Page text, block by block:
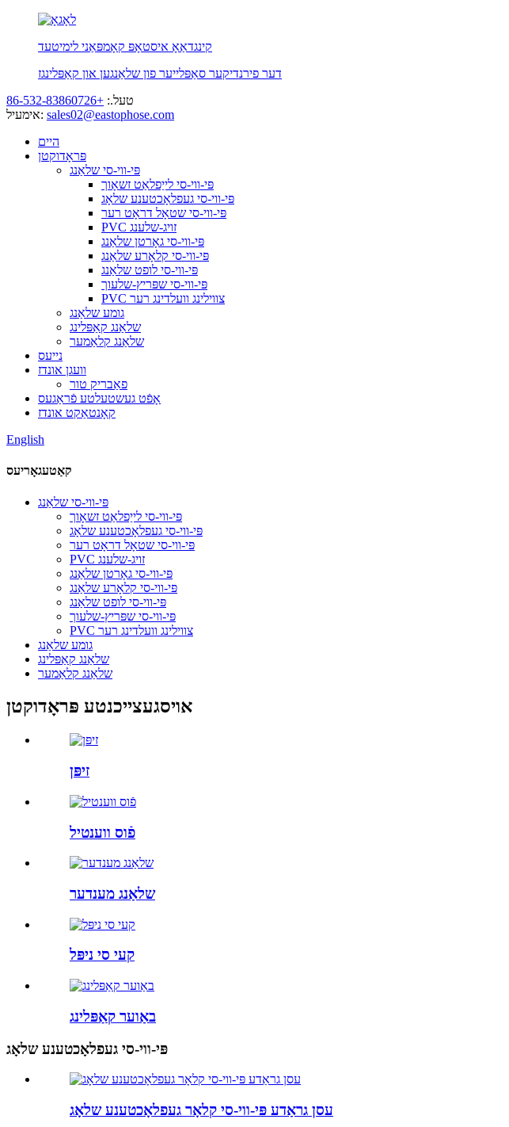
קינגדאַאָ איסטאָפּ קאָמפּאַני לימיטעד
דער פירנדיקער סאַפּלייער פון שלאַנגען און קאַפּלינגז
טעל.: +86-532-83860726
אימעיל: sales02@eastophose.com
היים
פּראָדוקטן
פּי-ווי-סי שלאַנג
פּי-ווי-סי לייַפלאַט זשאָוך
פּי-ווי-סי געפלאָכטענע שלאָג
פּי-ווי-סי שטאָל דראָט רער
PVC זויג-שלענג
פּי-ווי-סי גאָרטן שלאַנג
פּי-ווי-סי קלאָרע שלאַנג
פּי-ווי-סי לופט שלאַנג
פּי-ווי-סי שפּריץ-שלעוך
PVC צווילינג וועלדינג רער
גומע שלאַנג
שלאַנג קאַפּלינג
שלאַנג קלאַמער
נייעס
וועגן אונדז
פאַבריק טור
אָפֿט געשטעלטע פֿראַגעס
קאָנטאַקט אונדז
English
קאַטעגאָריעס
פּי-ווי-סי שלאַנג
פּי-ווי-סי לייַפלאַט זשאָוך
פּי-ווי-סי געפלאָכטענע שלאָג
פּי-ווי-סי שטאָל דראָט רער
PVC זויג-שלענג
פּי-ווי-סי גאָרטן שלאַנג
פּי-ווי-סי קלאָרע שלאַנג
פּי-ווי-סי לופט שלאַנג
פּי-ווי-סי שפּריץ-שלעוך
PVC צווילינג וועלדינג רער
גומע שלאַנג
שלאַנג קאַפּלינג
שלאַנג קלאַמער
אויסגעצייכנטע פּראָדוקטן
זיפּן
פֿוס ווענטיל
שלאַנג מענדער
קעי סי ניפּל
באַוער קאַפּלינג
פּי-ווי-סי געפלאָכטענע שלאָג
עסן גראַדע פּי-ווי-סי קלאָר געפלאָכטענע שלאָג